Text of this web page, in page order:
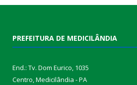
PREFEITURA DE MEDICILÂNDIA
End.: Tv. Dom Eurico, 1035
Centro, Medicilândia - PA